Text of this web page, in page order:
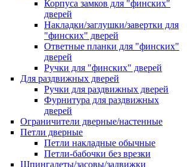
Корпуса замков для "финских"
дверей
Накладки/заглушки/завертки для
"финских" дверей
Ответные планки для "финских"
дверей
Ручки для "финских" дверей
Для раздвижных дверей
Ручки для раздвижных дверей
Фурнитура для раздвижных
дверей
Ограничители дверные/настенные
Петли дверные
Петли накладные обычные
Петли-бабочки без врезки
Шпингалеты/засовы/задвижки